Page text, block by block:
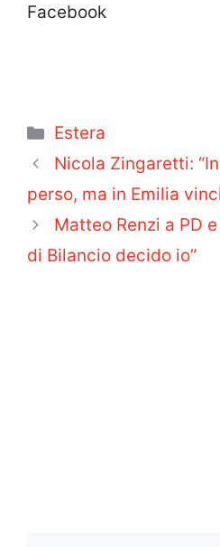
Facebook
Categorie
Estera
Nicola Zingaretti:
perso, ma in Emilia
Matteo Renzi a PD
di Bilancio decido io”